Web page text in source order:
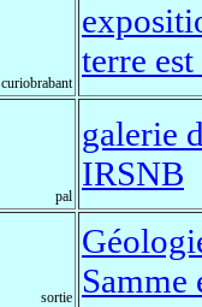
curiobrabant
terre
pal
galerie
IRSNB
sortie
Samme